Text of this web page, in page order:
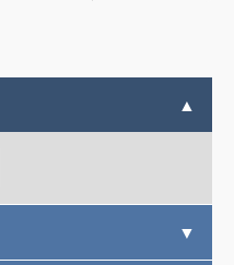
▲
▼